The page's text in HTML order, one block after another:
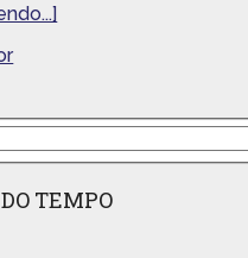
TEMPO